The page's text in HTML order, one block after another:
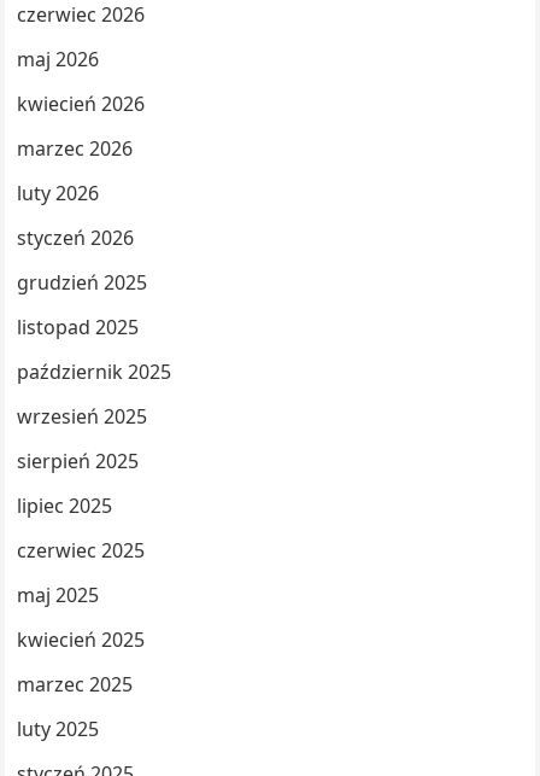
czerwiec 2026
maj 2026
kwiecień 2026
marzec 2026
luty 2026
styczeń 2026
grudzień 2025
listopad 2025
październik 2025
wrzesień 2025
sierpień 2025
lipiec 2025
czerwiec 2025
maj 2025
kwiecień 2025
marzec 2025
luty 2025